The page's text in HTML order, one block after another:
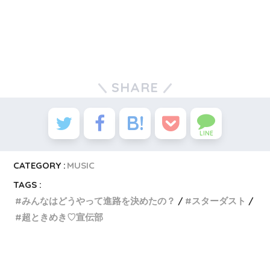
SHARE
LINE
CATEGORY : MUSIC
TAGS :
みんなはどうやって進路を決めたの？
スターダスト
超ときめき♡宣伝部